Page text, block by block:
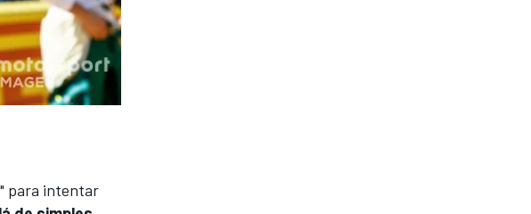
para intentar